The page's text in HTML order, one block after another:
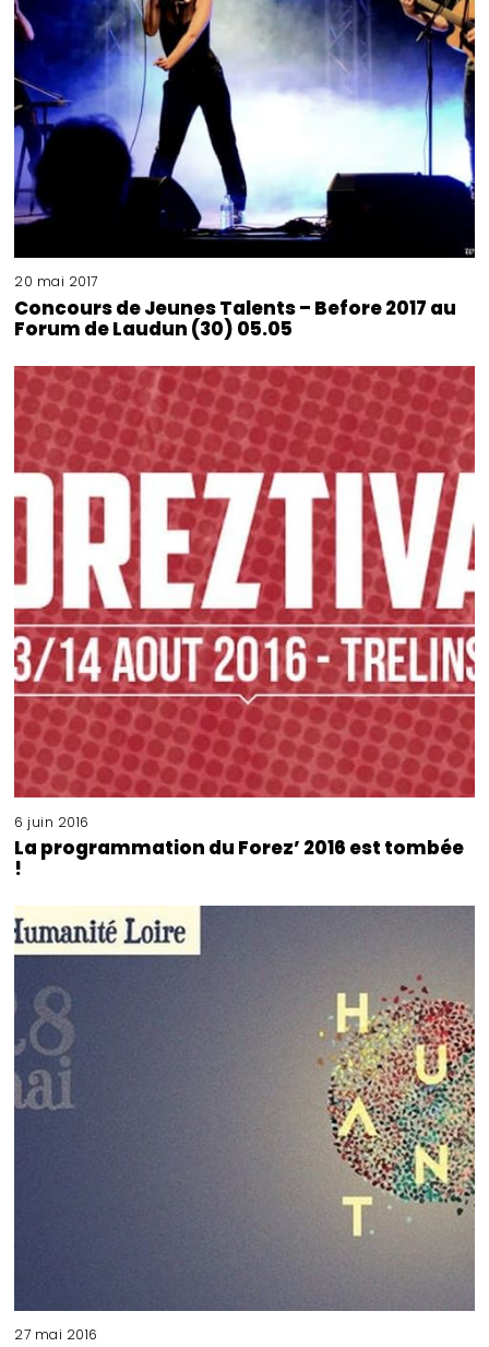
20 mai 2017
Concours de Jeunes Talents – Before 2017 au
Forum de Laudun (30) 05.05
6 juin 2016
La programmation du Forez’ 2016 est tombée
!
27 mai 2016